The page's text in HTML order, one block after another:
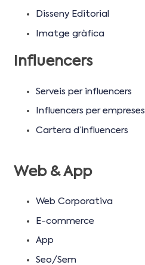
Disseny Editorial
Imatge gràfica
Influencers
Serveis per influencers
Influencers per empreses
Cartera d’influencers
Web & App
Web Corporativa
E-commerce
App
Seo/Sem